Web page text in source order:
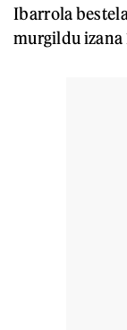
Ibarrola
murgildu